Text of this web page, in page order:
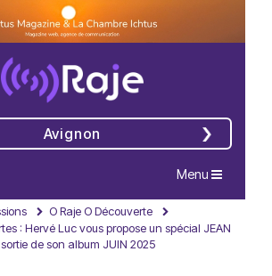
Avignon
Navigation
Menu
O Raje O Découverte
: Hervé Luc vous propose un spécial JEAN
de son album JUIN 2025